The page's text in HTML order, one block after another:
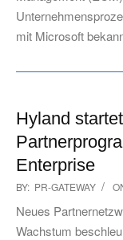
mit Microsoft
Hyland
Enterprise
2026-
05-
28
BY: PR-GATEWAY
Neues
Wachstum